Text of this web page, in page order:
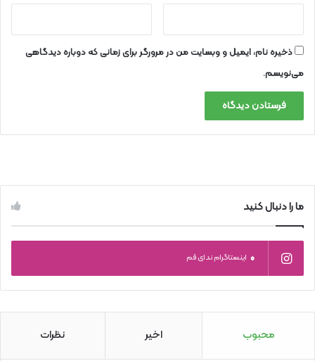
ذخیره نام، ایمیل و وبسایت من در مرورگر برای زمانی که دوباره دیدگاهی
می‌نویسم.
ما را دنبال کنید
0 اینستاگرام ندای قم
محبوب اخیر نظرات